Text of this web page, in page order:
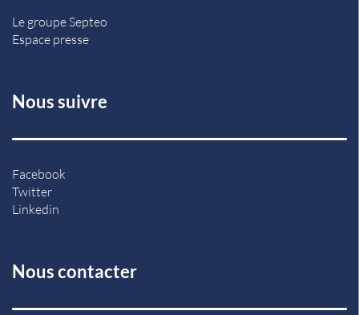
Le groupe Septeo
Espace presse
Nous suivre
Facebook
Twitter
Linkedin
Nous contacter